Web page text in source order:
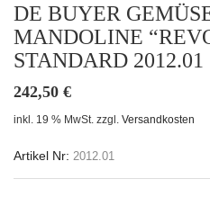
DE BUYER
MANDOLINE
STANDARD 2012.01
242,50 €
inkl. 19 % MwSt. zzgl. Versandkosten
Artikel Nr: 2012.01